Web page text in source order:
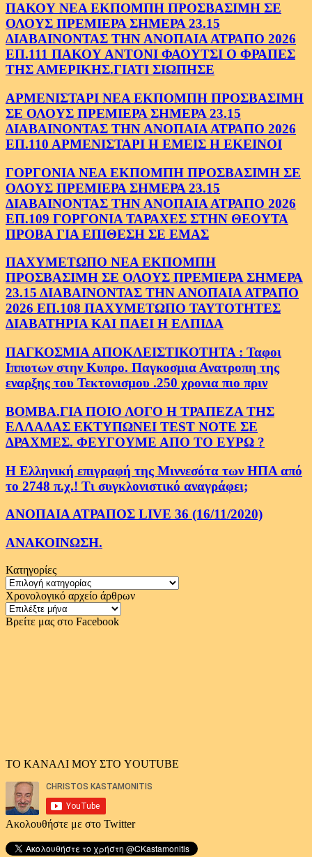
ΠΑΚΟΥ ΝΕΑ ΕΚΠΟΜΠΗ ΠΡΟΣΒΑΣΙΜΗ ΣΕ
ΟΛΟΥΣ ΠΡΕΜΙΕΡΑ ΣΗΜΕΡΑ 23.15
ΔΙΑΒΑΙΝΟΝΤΑΣ ΤΗΝ ΑΝΟΠΑΙΑ ΑΤΡΑΠΟ 2026
ΕΠ.111 ΠΑΚΟΥ ΑΝΤΟΝΙ ΦΑΟΥΤΣΙ Ο ΦΡΑΠΕΣ
ΤΗΣ ΑΜΕΡΙΚΗΣ.ΓΙΑΤΙ ΣΙΩΠΗΣΕ
ΑΡΜΕΝΙΣΤΑΡΙ ΝΕΑ ΕΚΠΟΜΠΗ ΠΡΟΣΒΑΣΙΜΗ
ΣΕ ΟΛΟΥΣ ΠΡΕΜΙΕΡΑ ΣΗΜΕΡΑ 23.15
ΔΙΑΒΑΙΝΟΝΤΑΣ ΤΗΝ ΑΝΟΠΑΙΑ ΑΤΡΑΠΟ 2026
ΕΠ.110 ΑΡΜΕΝΙΣΤΑΡΙ Η ΕΜΕΙΣ Η ΕΚΕΙΝΟΙ
ΓΟΡΓΟΝΙΑ ΝΕΑ ΕΚΠΟΜΠΗ ΠΡΟΣΒΑΣΙΜΗ ΣΕ
ΟΛΟΥΣ ΠΡΕΜΙΕΡΑ ΣΗΜΕΡΑ 23.15
ΔΙΑΒΑΙΝΟΝΤΑΣ ΤΗΝ ΑΝΟΠΑΙΑ ΑΤΡΑΠΟ 2026
ΕΠ.109 ΓΟΡΓΟΝΙΑ ΤΑΡΑΧΕΣ ΣΤΗΝ ΘΕΟΥΤΑ
ΠΡΟΒΑ ΓΙΑ ΕΠΙΘΕΣΗ ΣΕ ΕΜΑΣ
ΠΑΧΥΜΕΤΩΠΟ ΝΕΑ ΕΚΠΟΜΠΗ
ΠΡΟΣΒΑΣΙΜΗ ΣΕ ΟΛΟΥΣ ΠΡΕΜΙΕΡΑ ΣΗΜΕΡΑ
23.15 ΔΙΑΒΑΙΝΟΝΤΑΣ ΤΗΝ ΑΝΟΠΑΙΑ ΑΤΡΑΠΟ
2026 ΕΠ.108 ΠΑΧΥΜΕΤΩΠΟ ΤΑΥΤΟΤΗΤΕΣ
ΔΙΑΒΑΤΗΡΙΑ ΚΑΙ ΠΑΕΙ Η ΕΛΠΙΔΑ
ΠΑΓΚΟΣΜΙΑ ΑΠΟΚΛΕΙΣΤΙΚΟΤΗΤΑ : Ταφοι
Ιπποτων στην Κυπρο. Παγκοσμια Ανατροπη της
εναρξης του Τεκτονισμου .250 χρονια πιο πριν
ΒΟΜΒΑ.ΓΙΑ ΠΟΙΟ ΛΟΓΟ Η ΤΡΑΠΕΖΑ ΤΗΣ
ΕΛΛΑΔΑΣ ΕΚΤΥΠΩΝΕΙ TEST NOTE ΣΕ
ΔΡΑΧΜΕΣ. ΦΕΥΓΟΥΜΕ ΑΠΟ ΤΟ ΕΥΡΩ ?
Η Ελληνική επιγραφή της Μιννεσότα των ΗΠΑ από
το 2748 π.χ.! Τι συγκλονιστικό αναγράφει;
ΑΝΟΠΑΙΑ ΑΤΡΑΠΟΣ LIVE 36 (16/11/2020)
ΑΝΑΚΟΙΝΩΣΗ.
Κατηγορίες
Κατηγορίες
Χρονολογικό αρχείο άρθρων
Χρονολογικό
αρχείο
Βρείτε μας στο Facebook
ΤΟ ΚΑΝΑΛΙ ΜΟΥ ΣΤΟ YOUTUBE
Ακολουθήστε με στο Twitter